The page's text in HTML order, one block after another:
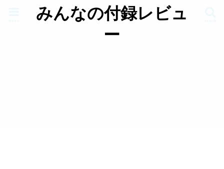
みんなの付録レビュ
ー